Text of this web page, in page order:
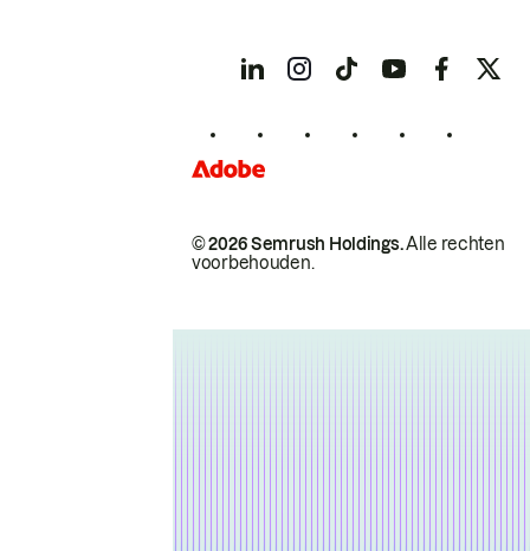
© 2026 Semrush Holdings.Alle rechten
voorbehouden.